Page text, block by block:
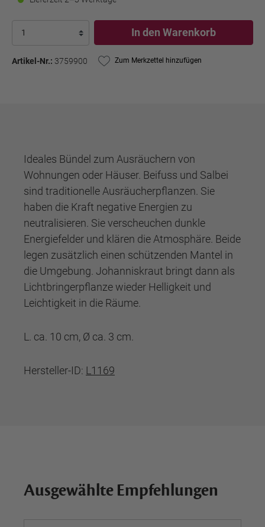
In den Warenkorb
Artikel-Nr.: 3759900 Zum Merkzettel hinzufügen
Ideales Bündel zum Ausräuchern von
Wohnungen oder Häuser. Beifuss und Salbei
sind traditionelle Ausräucherpflanzen. Sie
haben die Kraft negative Energien zu
neutralisieren. Sie verscheuchen dunkle
Energiefelder und klären die Atmosphäre. Beide
legen zusätzlich einen schützenden Mantel in
die Umgebung. Johanniskraut bringt dann als
Lichtbringerpflanze wieder Helligkeit und
Leichtigkeit in die Räume.
L. ca. 10 cm, Ø ca. 3 cm.
Hersteller-ID: L1169
Ausgewählte Empfehlungen